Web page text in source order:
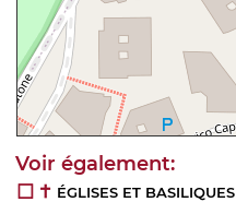
ÉGLISES ET BASILIQUES